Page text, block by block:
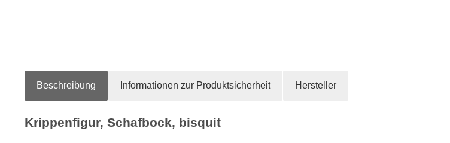
Beschreibung Informationen zur Produktsicherheit Hersteller
Krippenfigur, Schafbock, bisquit